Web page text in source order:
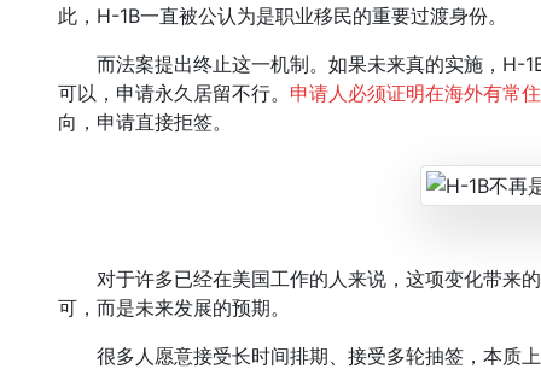
此，H-1B一直被公认为是职业移民的重要过渡身份。
而法案提出终止这一机制。如果未来真的实施，H-
可以，申请永久居留不行。 申请人必须证明在海外有常
向，申请直接拒签。
对于许多已经在美国工作的人来说，这项变化带来
可，而是未来发展的预期。
很多人愿意接受长时间排期、接受多轮抽签，本质